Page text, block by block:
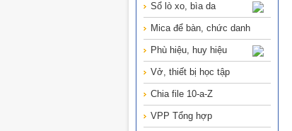
Sổ lò xo, bìa da
Mica để bàn, chức danh
Phù hiệu, huy hiệu
Vở, thiết bị học tập
Chia file 10-a-Z
VPP Tổng hợp